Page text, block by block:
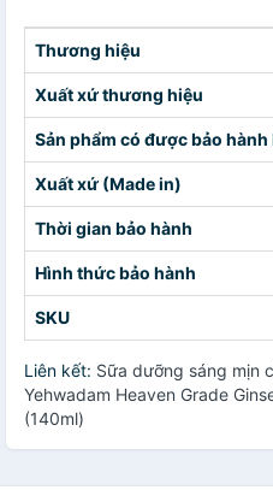
Thương hiệu
Xuất xứ thương hiệu
Sản phẩm có được bảo
Xuất xứ (Made in)
Thời gian bảo hành
Hình thức bảo hành
SKU
Liên kết: Sữa dưỡng sáng mịn
Yehwadam Heaven Grade
(140ml)